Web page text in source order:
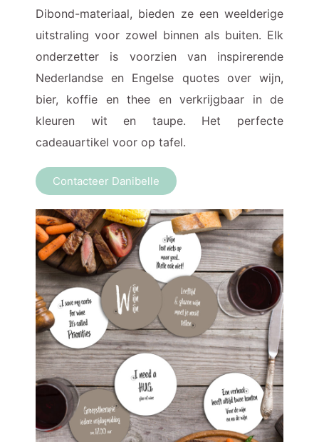
Dibond-materiaal, bieden ze een weelderige
uitstraling voor zowel binnen als buiten. Elk
onderzetter is voorzien van inspirerende
Nederlandse en Engelse quotes over wijn,
bier, koffie en thee en verkrijgbaar in de
kleuren wit en taupe. Het perfecte
cadeauartikel voor op tafel.
Contacteer Danibelle